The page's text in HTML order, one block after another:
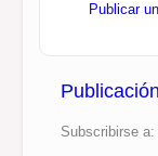
Publicar
Subscribirse a: